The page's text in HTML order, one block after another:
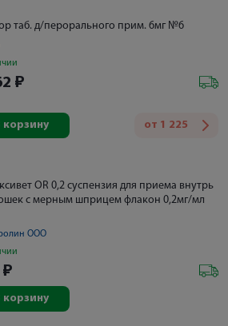
таб. д/перорального прим. 6мг №6
₽
от 1 225
корзину
OR 0,2 суспензия для приема внутрь
с мерным шприцем флакон 0,2мг/мл
ООО
₽
корзину